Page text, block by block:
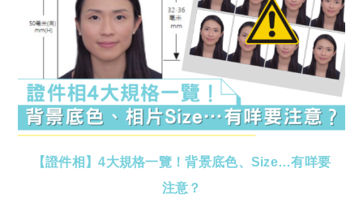
【證件相】4大規格一覽！背景底色、Size…有咩要
注意？